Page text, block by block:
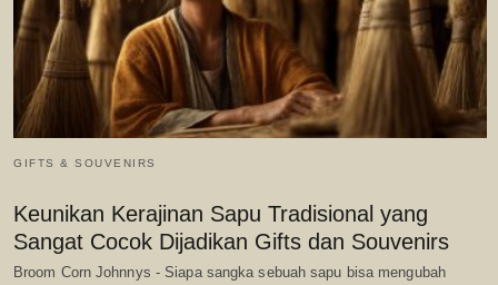
GIFTS & SOUVENIRS
Keunikan Kerajinan Sapu Tradisional yang
Sangat Cocok Dijadikan Gifts dan Souvenirs
Broom Corn Johnnys - Siapa sangka sebuah sapu bisa mengubah